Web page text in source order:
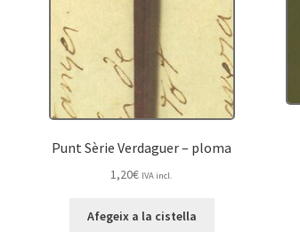
Punt Sèrie Verdaguer – ploma
1,20€ IVA incl.
Afegeix a la cistella